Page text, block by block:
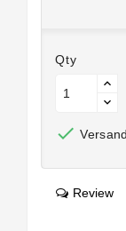
Qty

Review